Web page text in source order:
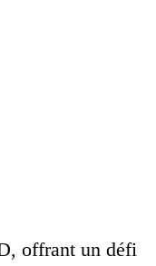
offrant un défi